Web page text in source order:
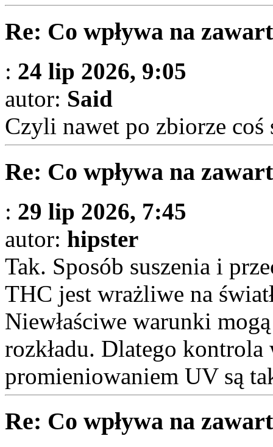
Re: Co wpływa na
: 24 lip 2026, 9:05
autor: Said
Czyli nawet po zbiorze coś
Re: Co wpływa na
: 29 lip 2026, 7:45
autor: hipster
Tak. Sposób suszenia i
THC jest wrażliwe na
Niewłaściwe warunki
rozkładu. Dlatego
promieniowaniem UV są
Re: Co wpływa na